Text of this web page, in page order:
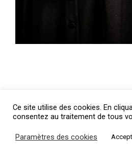
Ce site utilise des cookies. En
consentez au traitement de tous
Paramètres des cookies